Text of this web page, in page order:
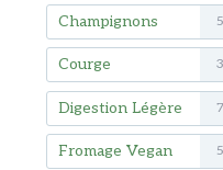
Champignons 5
Courge 3
Digestion Légère 7
Fromage Vegan 5